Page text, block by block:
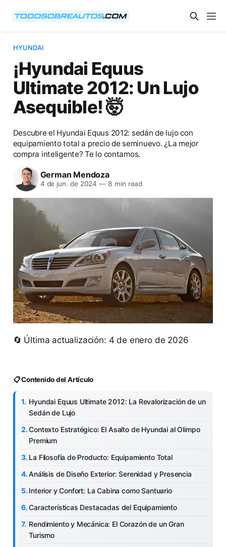
HYUNDAI
¡Hyundai Equus
Ultimate 2012: Un Lujo
Asequible! 🤯
Descubre el Hyundai Equus 2012: sedán de lujo con
equipamiento total a precio de seminuevo. ¿La mejor
compra inteligente? Te lo contamos.
German Mendoza
4 de jun. de 2024 — 8 min read
🔄 Última actualización: 4 de enero de 2026
📋 Contenido del Artículo
Hyundai Equus Ultimate 2012: La Revalorización de un
Sedán de Lujo
Contexto Estratégico: El Asalto de Hyundai al Olimpo
Premium
La Filosofía de Producto: Equipamiento Total
Análisis de Diseño Exterior: Serenidad y Presencia
Interior y Confort: La Cabina como Santuario
Características Destacadas del Equipamiento
Rendimiento y Mecánica: El Corazón de un Gran
Turismo